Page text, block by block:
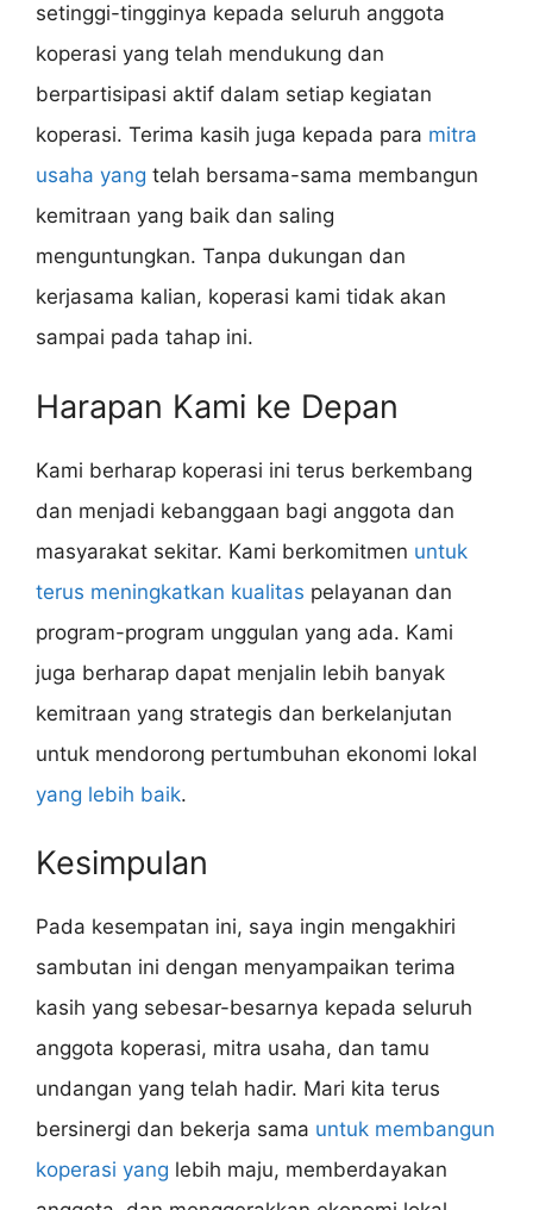
setinggi-tingginya kepada seluruh anggota
koperasi yang telah mendukung dan
berpartisipasi aktif dalam setiap kegiatan
koperasi. Terima kasih juga kepada para mitra
usaha yang telah bersama-sama membangun
kemitraan yang baik dan saling
menguntungkan. Tanpa dukungan dan
kerjasama kalian, koperasi kami tidak akan
sampai pada tahap ini.
Harapan Kami ke Depan
Kami berharap koperasi ini terus berkembang
dan menjadi kebanggaan bagi anggota dan
masyarakat sekitar. Kami berkomitmen untuk
terus meningkatkan kualitas pelayanan dan
program-program unggulan yang ada. Kami
juga berharap dapat menjalin lebih banyak
kemitraan yang strategis dan berkelanjutan
untuk mendorong pertumbuhan ekonomi lokal
yang lebih baik.
Kesimpulan
Pada kesempatan ini, saya ingin mengakhiri
sambutan ini dengan menyampaikan terima
kasih yang sebesar-besarnya kepada seluruh
anggota koperasi, mitra usaha, dan tamu
undangan yang telah hadir. Mari kita terus
bersinergi dan bekerja sama untuk membangun
koperasi yang lebih maju, memberdayakan